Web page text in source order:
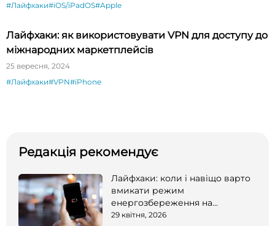
#Лайфхаки#iOS/iPadOS#Apple
Лайфхаки: як використовувати VPN для доступу до
міжнародних маркетплейсів
25 вересня, 2024
#Лайфхаки#VPN#iPhone
Редакція рекомендує
Лайфхаки: коли і навіщо варто
вмикати режим
енергозбереження на
смартфоні
29 квітня, 2026